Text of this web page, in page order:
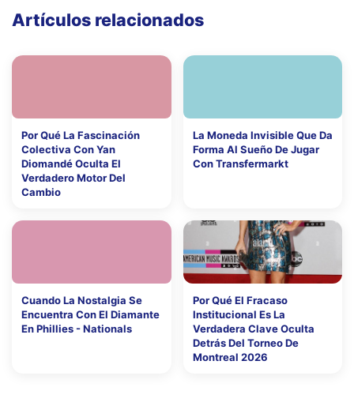
Artículos relacionados
Por Qué La Fascinación
Colectiva Con Yan
Diomandé Oculta El
Verdadero Motor Del
Cambio
La Moneda Invisible Que Da
Forma Al Sueño De Jugar
Con Transfermarkt
Cuando La Nostalgia Se
Encuentra Con El Diamante
En Phillies - Nationals
Por Qué El Fracaso
Institucional Es La
Verdadera Clave Oculta
Detrás Del Torneo De
Montreal 2026